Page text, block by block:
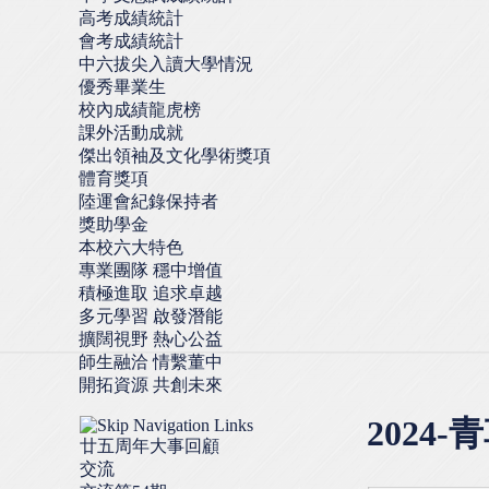
高考成績統計
會考成績統計
中六拔尖入讀大學情況
優秀畢業生
校內成績龍虎榜
課外活動成就
傑出領袖及文化學術獎項
體育獎項
陸運會紀錄保持者
獎助學金
本校六大特色
專業團隊 穩中增值
積極進取 追求卓越
多元學習 啟發潛能
擴闊視野 熱心公益
師生融洽 情繫董中
開拓資源 共創未來
廿五周年大事回顧
交流
2024-